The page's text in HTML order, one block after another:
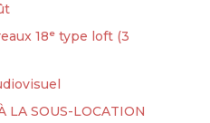
18ᵉ type loft (3
LA SOUS-LOCATION